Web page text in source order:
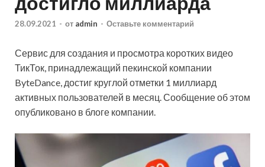
28.09.2021 - от admin - Оставьте комментарий
Сервис для создания и просмотра коротких видео
ТикТок, принадлежащий пекинской компании
ByteDance, достиг круглой отметки 1 миллиард
активных пользователей в месяц. Сообщение об этом
опубликовано в блоге компании.